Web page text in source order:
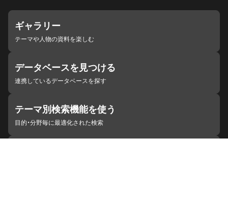
ギャラリー
テーマや人物の資料を楽しむ
データベースを見つける
連携しているデータベースを探す
テーマ別検索機能を使う
目的・分野毎に最適化された検索